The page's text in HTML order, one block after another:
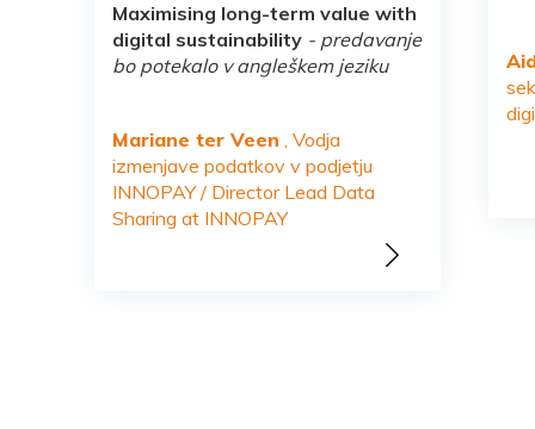
Maximising long-term value with
digital sustainability - predavanje
bo potekalo v angleškem jeziku
Mariane ter Veen , Vodja
izmenjave podatkov v podjetju
INNOPAY / Director Lead Data
Sharing at INNOPAY